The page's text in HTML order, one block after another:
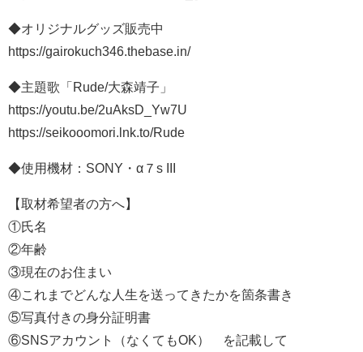
◆オリジナルグッズ販売中
https://gairokuch346.thebase.in/
◆主題歌「Rude/大森靖子」
https://youtu.be/2uAksD_Yw7U
https://seikooomori.lnk.to/Rude
◆使用機材：SONY・α７s III
【取材希望者の方へ】
①氏名
②年齢
③現在のお住まい
④これまでどんな人生を送ってきたかを箇条書き
⑤写真付きの身分証明書
⑥SNSアカウント（なくてもOK） を記載して